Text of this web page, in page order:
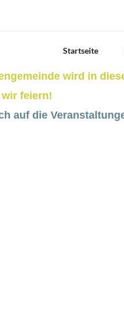
Startseite
wird in
feiern!
auf die